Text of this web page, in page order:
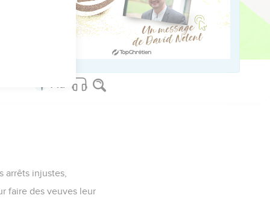
Malgré tout cela, sa
arrêts injustes,
faire des veuves leur